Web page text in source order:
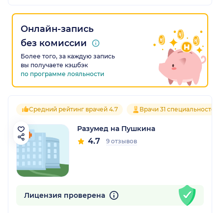
Онлайн-запись
без комиссии
Более того, за каждую запись
вы получаете кэшбэк
по программе лояльности
Средний рейтинг врачей 4.7 Врачи 31 специальностей
Разумед на Пушкина
4.7 9 отзывов
Лицензия проверена